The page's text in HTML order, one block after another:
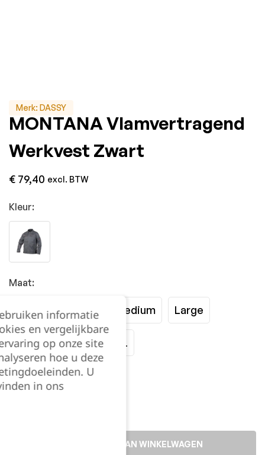
Merk: DASSY
MONTANA Vlamvertragend
Werkvest Zwart
€ 79,40 excl. BTW
Kleur:
Maat:
XSmall Small Medium Large
XLarge 2XL 3XL
Kies je aantal:
TOEVOEGEN AAN WINKELWAGEN
informatie
en vergelijkbare
op onze site
hoe u deze
U
in ons